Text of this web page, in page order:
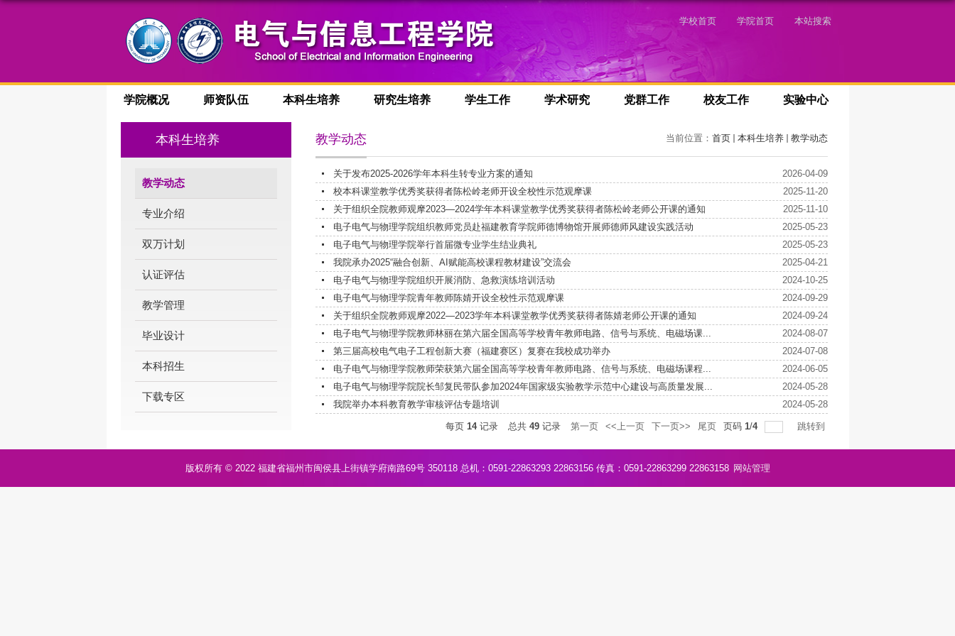
学校首页 学院首页 本站搜索
学院概况 师资队伍 本科生培养 研究生培养 学生工作 学术研究 党群工作 校友工作 实验中心
本科生培养
教学动态
专业介绍
双万计划
认证评估
教学管理
毕业设计
本科招生
下载专区
当前位置： 首页 本科生培养 教学动态
教学动态
关于发布2025-2026学年本科生转专业方案的通知
2026-04-09
校本科课堂教学优秀奖获得者陈松岭老师开设全校性示范观摩课
2025-11-20
关于组织全院教师观摩2023—2024学年本科课堂教学优秀奖获得者陈松岭老师公开课的通知
2025-11-10
电子电气与物理学院组织教师党员赴福建教育学院师德博物馆开展师德师风建设实践活动
2025-05-23
电子电气与物理学院举行首届微专业学生结业典礼
2025-05-23
我院承办2025“融合创新、AI赋能高校课程教材建设”交流会
2025-04-21
电子电气与物理学院组织开展消防、急救演练培训活动
2024-10-25
电子电气与物理学院青年教师陈婧开设全校性示范观摩课
2024-09-29
关于组织全院教师观摩2022—2023学年本科课堂教学优秀奖获得者陈婧老师公开课的通知
2024-09-24
电子电气与物理学院教师林丽在第六届全国高等学校青年教师电路、信号与系统、电磁场课...
2024-08-07
第三届高校电气电子工程创新大赛（福建赛区）复赛在我校成功举办
2024-07-08
电子电气与物理学院教师荣获第六届全国高等学校青年教师电路、信号与系统、电磁场课程...
2024-06-05
电子电气与物理学院院长邹复民带队参加2024年国家级实验教学示范中心建设与高质量发展...
2024-05-28
我院举办本科教育教学审核评估专题培训
2024-05-28
每页 14记录 总共 49记录 第一页 <<上一页 下一页>> 尾页 页码 1/4 跳转到
版权所有 © 2022 福建省福州市闽侯县上街镇学府南路69号 350118 总机：0591-22863293 22863156 传真：0591-22863299 22863158 网站管理